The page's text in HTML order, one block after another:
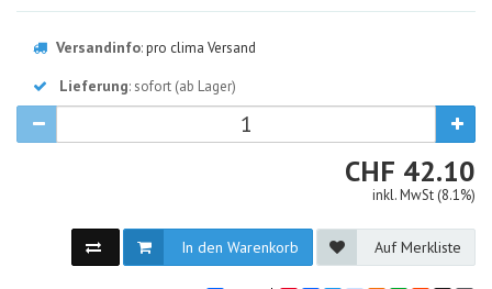
Versandinfo:pro clima Versand
Lieferung: sofort (ab Lager)
CHF CHF
42.10
inkl. MwSt (8.1%)
In den Warenkorb Auf Merkliste